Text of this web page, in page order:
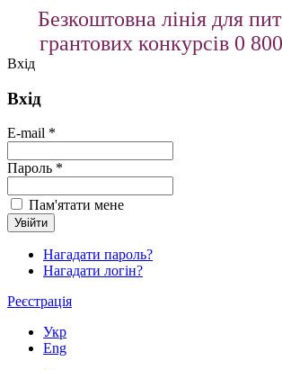
Безкоштовна лінія для
грантових конкурсів 0
Вхід
Вхід
E-mail *
Пароль *
Пам'ятати мене
Нагадати пароль?
Нагадати логін?
Реєстрація
Укр
Eng